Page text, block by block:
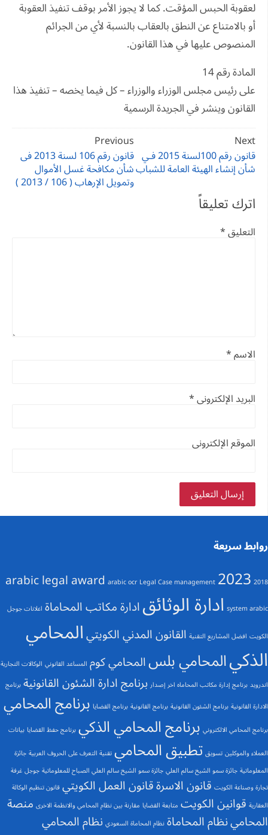
لعقوبة الحبس المؤقت. كما لا يجوز الأمر بوقف تنفيذ العقوبة
أو بالامتناع عن النطق بالعقاب بالنسبة لأي من الجرائم
المنصوص عليها في هذا القانون.
المادة رقم 14
على رئيس مجلس الوزراء والوزراء – كل فيما يخصه – تنفيذ هذا
القانون وينشر في الجريدة الرسمية
تصفّح
المقالات
Previous
قانون رقم 106 لسنة 2013 فى
شأن مكافحة غسل الأموال
وتمويل الإرهاب ( 106 / 2013 )
Next
قانون رقم 100لسنة 2015 فـي
شأن إنشاء الهيئة العامة للشباب
اترك تعليقاً
التعليق*
الاسم*
البريد الإلكتروني*
الموقع الإلكتروني
روابط سريعة
2018
2023
arabic legal award arabic ocr Legal Case management
system arabic ادارة الوثائقادارة مكاتب المحاماة اعلانات جوجل
الكويت افضل المشاريع التقنية القانون المدني الكويتيالمحامي
الذكيالمحامي بلسالمحامي كوم المساعد القانوني الوكالات التجارية
اندرويدبرنامج إدارة مكاتب المحاماه اخر إصداربرنامج ادارة الشئون القانونيةبرنامج
الادارة القانونيةبرنامج الشئون القانونيةبرنامج القانونيةبرنامج القضايا برنامج المحامي
برنامج المحامي الالكتروني برنامج المحامي الذكيبرنامج حفظ القضايابيانات
العملاء والموكلينتسويقتطبيق المحاميتقنية التعرف على الحروف العربيةجائزة
المعلوماتيةجائزة سمو الشيخ سالم العليجائزة سمو الشيخ سالم العلي الصباح للمعلوماتيةجوجلغرفة
تجارة وصناعة الكويت قانون الاسرةقانون العمل الكويتيقانون تنظيم الوكالة
العقارية قوانين الكويت متابعة القضايا مقارنة بين نظام المحامي والانظمة الاخرى منصة
المحامينظام المحاماةنظام المحاماة السعودينظام المحامي